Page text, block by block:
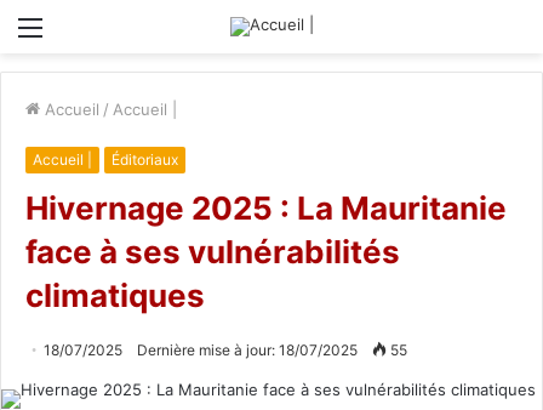
Menu
Accueil / Accueil |
Accueil | Éditoriaux
Hivernage 2025 : La Mauritanie
face à ses vulnérabilités
climatiques
18/07/2025 Dernière mise à jour: 18/07/2025 55